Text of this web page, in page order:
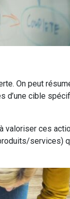
On peut
d’une cible
valoriser ces
services)